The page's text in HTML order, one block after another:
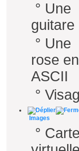
° Une
guitare
° Une
rose en
ASCII
°
Images
°